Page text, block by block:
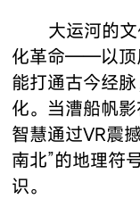
大运河的
化革命——以顶
能打通古今经
化。当漕船帆
智慧通过VR震
南北”的地理符
识。